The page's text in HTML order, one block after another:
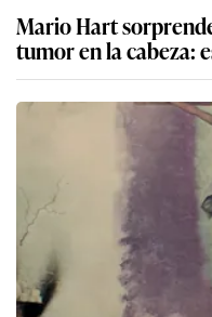
Mario Hart
tumor en la cabeza: